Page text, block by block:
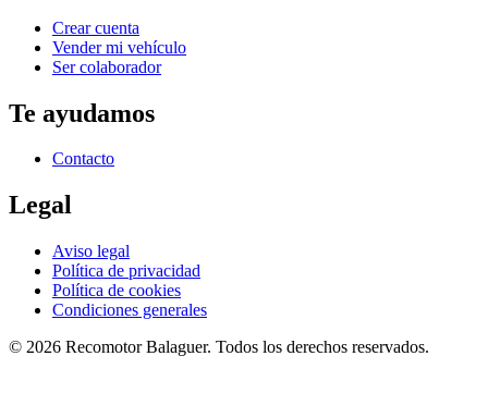
Crear cuenta
Vender mi vehículo
Ser colaborador
Te ayudamos
Contacto
Legal
Aviso legal
Política de privacidad
Política de cookies
Condiciones generales
© 2026 RecomotorBalaguer. Todos los derechos reservados.